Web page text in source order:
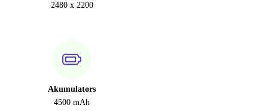
2480 x 2200
Akumulators
4500 mAh